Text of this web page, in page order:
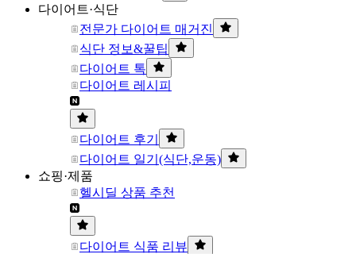
다이어트·식단
전문가 다이어트 매거진
식단 정보&꿀팁
다이어트 톡
다이어트 레시피
다이어트 후기
다이어트 일기(식단,운동)
쇼핑·제품
헬시딜 상품 추천
다이어트 식품 리뷰